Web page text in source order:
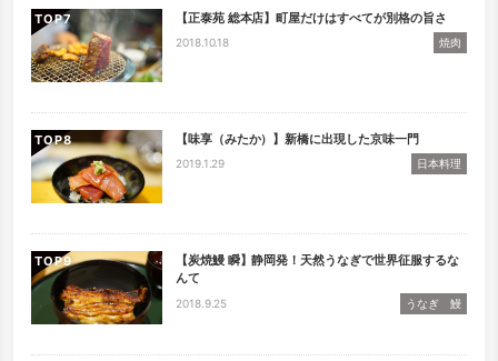
TOP 【正泰苑 総本店】町屋だけはすべてが別格の旨さ
2018.10.18 焼肉
TOP 【味享（みたか）】新橋に出現した京味一門
2019.1.29 日本料理
TOP
【炭焼鰻 瞬】静岡発！天然うなぎで世界征服するな
んて
2018.9.25 うなぎ 鰻